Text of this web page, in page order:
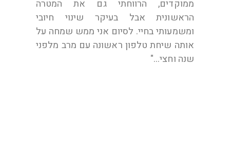
ממוקדים, הרווחתי גם את המטרה
הראשונית אבל בעיקר שינוי חיובי
ומשמעותי בחיי. לסיום אני ממש שמחה על
אותה שיחת טלפון ראשונה עם מרב מלפני
שנה וחצי…"